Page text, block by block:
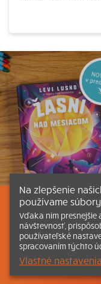
Listovať
Kontakt
© 2026
funguje aj vďaka
Na zlepšenie
používame súbory
Vďaka nim presnejšie
návštevnosť,
používateľské
spracovaním týchto
Vlastné